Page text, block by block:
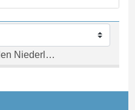
Dozent aus den Niederlanden →